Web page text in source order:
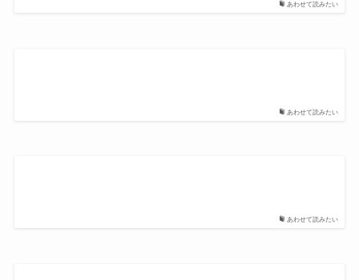
あわせて読みたい
あわせて読みたい
あわせて読みたい